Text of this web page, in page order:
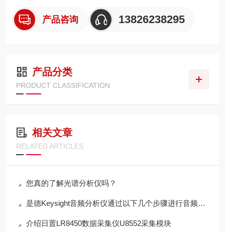
产品咨询 13826238295
产品分类
PRODUCT CLASSIFICATION
相关文章
RELATED ARTICLES
您真的了解光谱分析仪吗？
是德Keysight音频分析仪通过以下几个步骤进行音频信号处理
介绍日置LR8450数据采集仪U8552采集模块